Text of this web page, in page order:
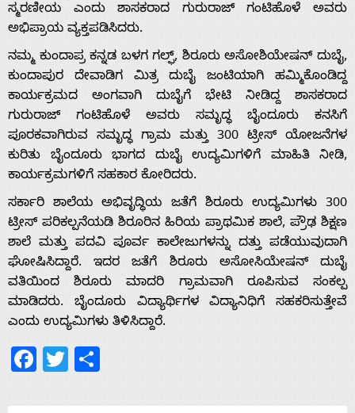
ಸ್ಮರಣೀಯ ಎಂದು ಶಾಸಕರಾದ ಗುರುರಾಜ್ ಗಂಟಿಹೊಳೆ ಅವರು
ಅಭಿಪ್ರಾಯ ವ್ಯಕ್ತಪಡಿಸಿದರು.
ನಮ್ಮ ಕುಂದಾಪ್ರ ಕನ್ನಡ ಬಳಗ ಗಲ್ಫ್, ಶಿರೂರು ಅಸೋಶಿಯೇಷನ್‌ ದುಬೈ,
ಕುಂದಾಪುರ ದೇವಾಡಿಗ ಮಿತ್ರ ದುಬೈ ಜಂಟಿಯಾಗಿ ಹಮ್ಮಿಕೊಂಡಿದ್ದ
ಕಾರ್ಯಕ್ರಮದ ಅಂಗವಾಗಿ ದುಬೈಗೆ ಭೇಟಿ ನೀಡಿದ್ದ ಶಾಸಕರಾದ
ಗುರುರಾಜ್ ಗಂಟಿಹೊಳೆ ಅವರು ಸಮೃದ್ಧ ಬೈಂದೂರು ಕನಸಿಗೆ
ಪೂರಕವಾಗಿರುವ ಸಮೃದ್ಧ ಗ್ರಾಮ ಮತ್ತು 300 ಟ್ರೀಸ್ ಯೋಜನೆಗಳ
ಕುರಿತು ಬೈಂದೂರು ಭಾಗದ ದುಬೈ ಉದ್ಯಮಿಗಳಿಗೆ ಮಾಹಿತಿ ನೀಡಿ,
ಕಾರ್ಯಕ್ರಮಗಳಿಗೆ ಸಹಕಾರ ಕೋರಿದರು.
ಸರ್ಕಾರಿ ಶಾಲೆಯ ಅಭಿವೃದ್ಧಿಯ ಜತೆಗೆ ಶಿರೂರು ಉದ್ಯಮಿಗಳು 300
ಟ್ರೀಸ್ ಪರಿಕಲ್ಪನೆಯಡಿ ಶಿರೂರಿನ ಹಿರಿಯ ಪ್ರಾಥಮಿಕ ಶಾಲೆ, ಪ್ರೌಢ ಶಿಕ್ಷಣ
ಶಾಲೆ ಮತ್ತು ಪದವಿ ಪೂರ್ವ ಕಾಲೇಜುಗಳನ್ನು ದತ್ತು ಪಡೆಯುವುದಾಗಿ
ಘೋಷಿಸಿದ್ದಾರೆ. ಇದರ ಜತೆಗೆ ಶಿರೂರು ಅಸೋಸಿಯೇಷನ್ ದುಬೈ
ವತಿಯಿಂದ ಶಿರೂರು ಮಾದರಿ ಗ್ರಾಮವಾಗಿ ರೂಪಿಸುವ ಸಂಕಲ್ಪ
ಮಾಡಿದರು. ಬೈಂದೂರು ವಿದ್ಯಾರ್ಥಿಗಳ ವಿದ್ಯಾನಿಧಿಗೆ ಸಹಕರಿಸುತ್ತೇವೆ
ಎಂದು ಉದ್ಯಮಿಗಳು ತಿಳಿಸಿದ್ದಾರೆ.
Facebook
Twitter